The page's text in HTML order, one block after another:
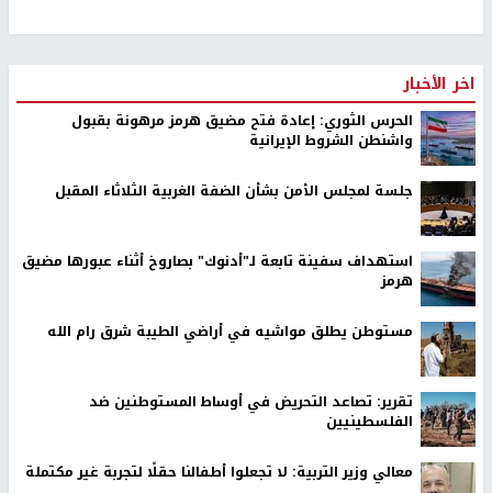
اخر الأخبار
الحرس الثوري: إعادة فتح مضيق هرمز مرهونة بقبول
واشنطن الشروط الإيرانية
جلسة لمجلس الأمن بشأن الضفة الغربية الثلاثاء المقبل
استهداف سفينة تابعة لـ"أدنوك" بصاروخ أثناء عبورها مضيق
هرمز
مستوطن يطلق مواشيه في أراضي الطيبة شرق رام الله
تقرير: تصاعد التحريض في أوساط المستوطنين ضد
الفلسطينيين
معالي وزير التربية: لا تجعلوا أطفالنا حقلًا لتجربة غير مكتملة